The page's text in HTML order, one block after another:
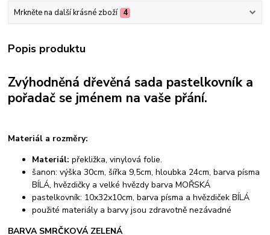
Mrkněte na další krásné zboží 4
Popis produktu
Zvýhodněná dřevěná sada pastelkovník a
pořadač se jménem na vaše přání.
Materiál a rozměry:
Materiál:překližka, vinylová folie.
šanon: výška 30cm, šířka 9,5cm, hloubka 24cm, barva písma
BÍLÁ, hvězdičky a velké hvězdy barva MOŘSKÁ
pastelkovník: 10x32x10cm, barva písma a hvězdiček BÍLÁ
použité materiály a barvy jsou zdravotně nezávadné
BARVA SMRČKOVÁ ZELENÁ